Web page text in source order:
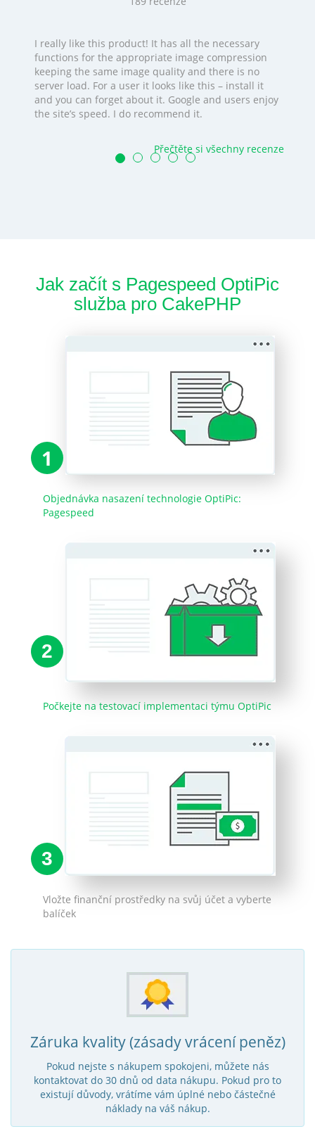
I really like this product! It has all the necessary
functions for the appropriate image compression
keeping the same image quality and there is no
server load. For a user it looks like this – install it
and you can forget about it. Google and users enjoy
the site’s speed. I do recommend it.
Přečtěte si všechny recenze
Jak začít s Pagespeed OptiPic
služba pro CakePHP
1
Objednávka nasazení technologie OptiPic:
Pagespeed
2
Počkejte na testovací implementaci týmu OptiPic
3
Vložte finanční prostředky na svůj účet a vyberte
balíček
Záruka kvality (zásady vrácení peněz)
Pokud nejste s nákupem spokojeni, můžete nás
kontaktovat do 30 dnů od data nákupu. Pokud pro to
existují důvody, vrátíme vám úplné nebo částečné
náklady na váš nákup.